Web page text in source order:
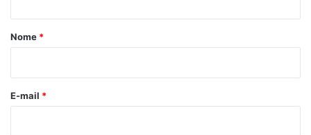
r
*
Nome *
E-mail *